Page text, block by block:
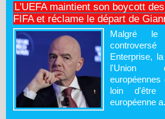
L'UEFA maintient son boycott
FIFA et réclame le départ de
Malgré
Enterprise,
l'Union
loin d'être
européenne